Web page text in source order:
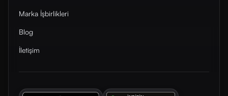
Marka İşbirlikleri
Blog
İletişim